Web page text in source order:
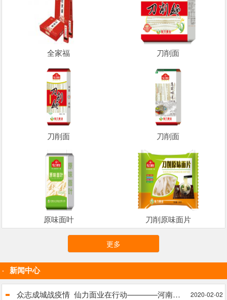
全家福 刀削面
刀削面 刀削面
原味面叶 刀削原味面片
更多
新闻中心
众志成城战疫情  仙力面业在行动————河南仙力面业有限公司捐赠献爱心 2020-02-02